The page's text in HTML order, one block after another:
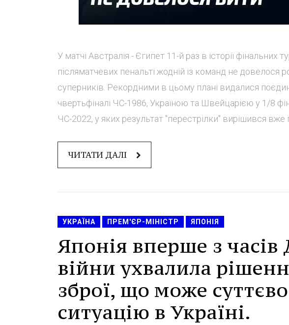
У матчі Австралія - Єгипет 11-й раз в історії фінальних
післяматчевих пенальті жодній із команд не довелося
суперників. Рекордними в цьому плані видалися
чвертьфіналі ЧС-1986, Україною та Швейцарією у 1/8
ЧС-2022, у яких результат "перестрілки" вирішився вже
ЧИТАТИ ДАЛІ
УКРАЇНА ПРЕМ'ЄР-МІНІСТР ЯПОНІЯ
Японія вперше з часів
війни ухвалила
зброї, що може
ситуацію в Україні.